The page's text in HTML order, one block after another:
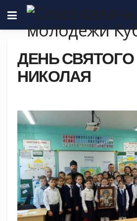
ДЕНЬ СВЯТОГО
НИКОЛАЯ